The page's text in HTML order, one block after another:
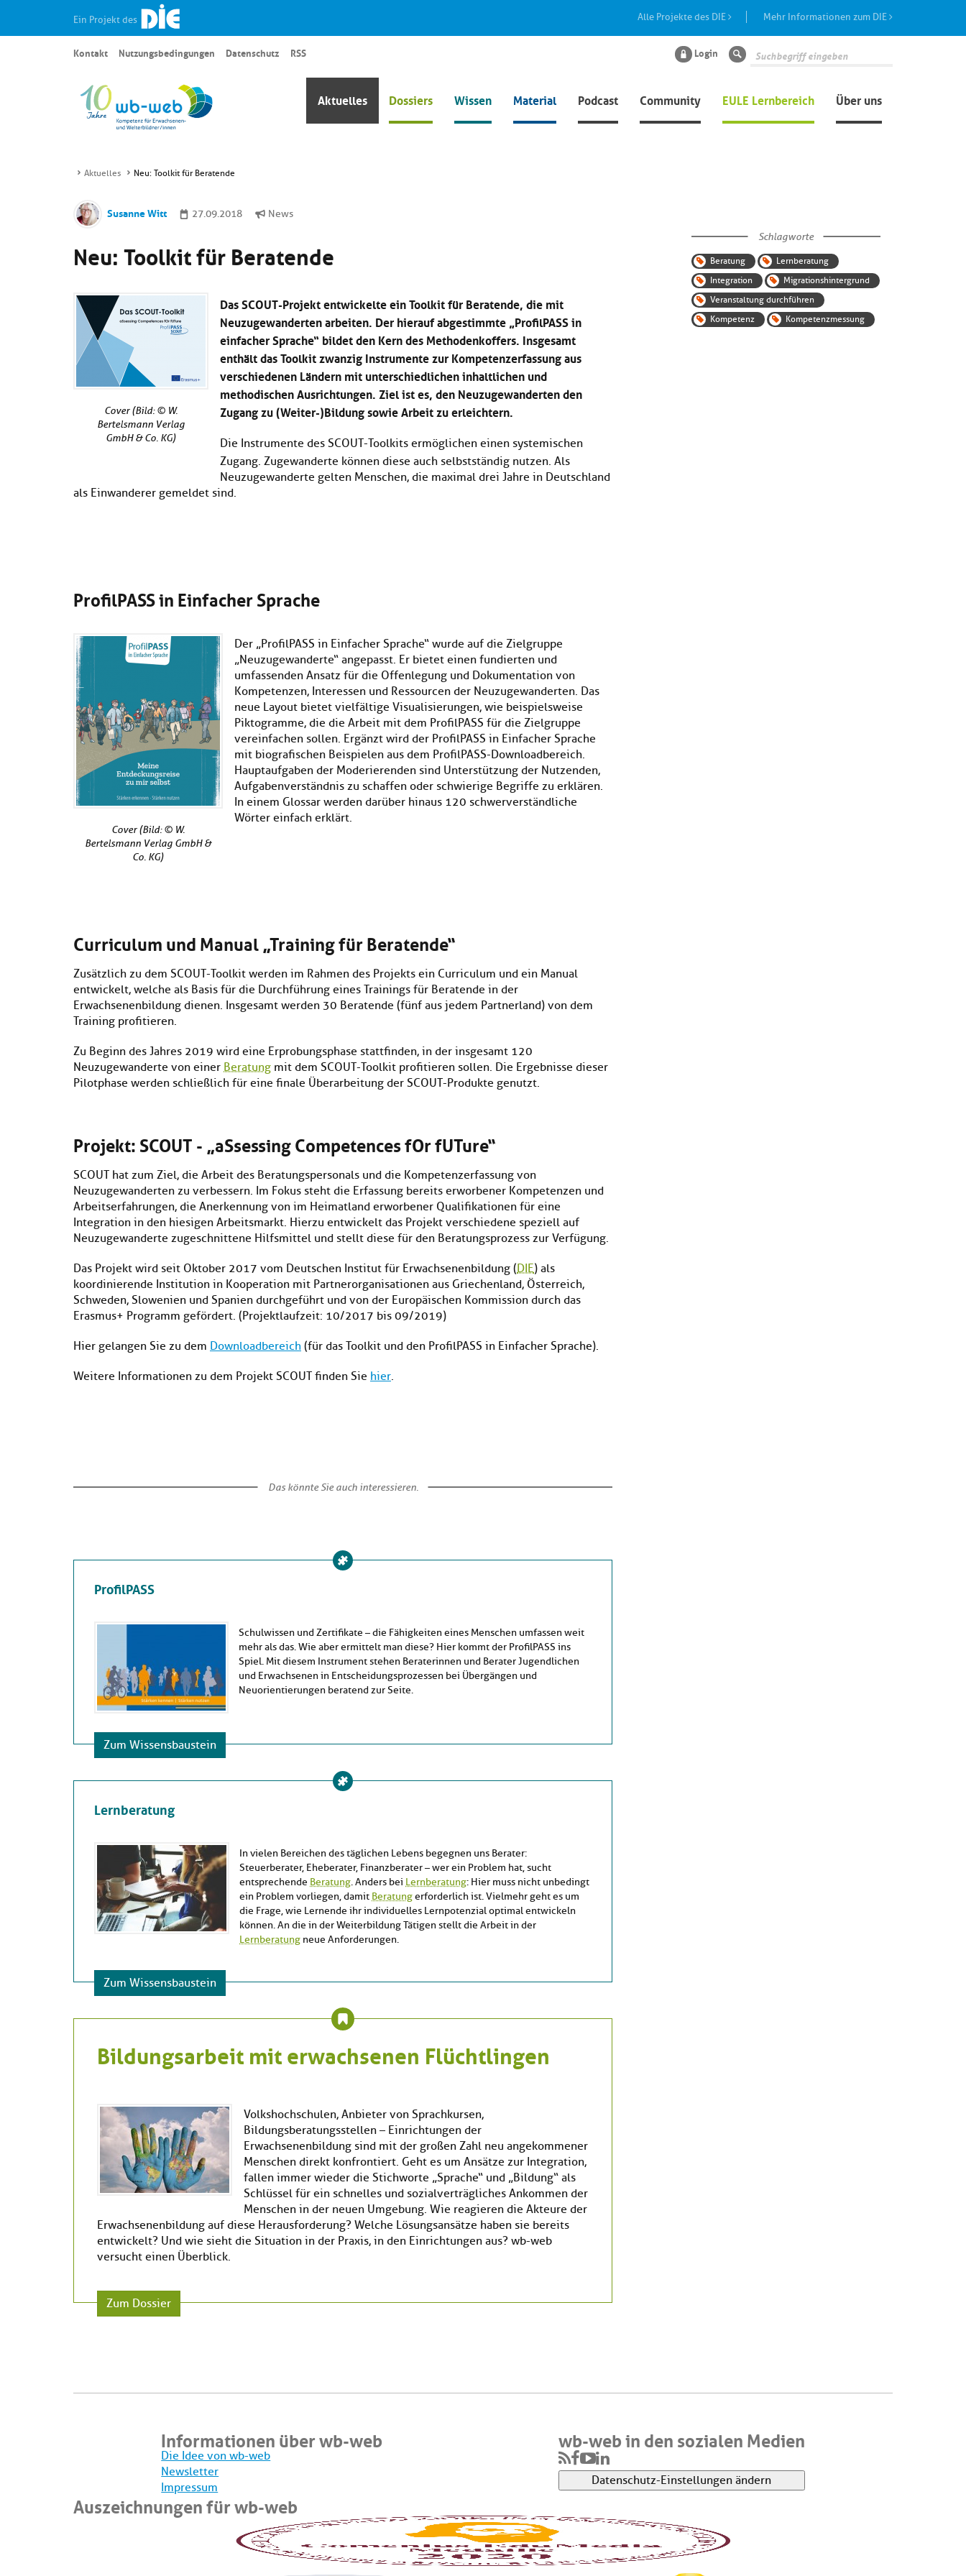
Ein Projekt des Alle Projekte des DIE Mehr Informationen zum DIE
Aktuelles Dossiers Wissen Material Podcast Community EULE Lernbereich Über uns
Kontakt Nutzungsbedingungen Datenschutz RSS Login Suche
Aktuelles Neu: Toolkit für Beratende
Susanne Witt 27.09.2018 News
Neu: Toolkit für Beratende
Cover (Bild: © W.
Bertelsmann Verlag
GmbH & Co. KG)
Das SCOUT-Projekt entwickelte ein Toolkit für Beratende, die mit
Neuzugewanderten arbeiten. Der hierauf abgestimmte „ProfilPASS in
einfacher Sprache“ bildet den Kern des Methodenkoffers. Insgesamt
enthält das Toolkit zwanzig Instrumente zur Kompetenzerfassung aus
verschiedenen Ländern mit unterschiedlichen inhaltlichen und
methodischen Ausrichtungen. Ziel ist es, den Neuzugewanderten den
Zugang zu (Weiter-)Bildung sowie Arbeit zu erleichtern.
Die Instrumente des SCOUT-Toolkits ermöglichen einen systemischen
Zugang. Zugewanderte können diese auch selbstständig nutzen. Als
Neuzugewanderte gelten Menschen, die maximal drei Jahre in Deutschland
als Einwanderer gemeldet sind.
ProfilPASS in Einfacher Sprache
Cover (Bild: © W.
Bertelsmann Verlag GmbH &
Co. KG)
Der „ProfilPASS in Einfacher Sprache“ wurde auf die Zielgruppe
„Neuzugewanderte“ angepasst. Er bietet einen fundierten und
umfassenden Ansatz für die Offenlegung und Dokumentation von
Kompetenzen, Interessen und Ressourcen der Neuzugewanderten. Das
neue Layout bietet vielfältige Visualisierungen, wie beispielsweise
Piktogramme, die die Arbeit mit dem ProfilPASS für die Zielgruppe
vereinfachen sollen. Ergänzt wird der ProfilPASS in Einfacher Sprache
mit biografischen Beispielen aus dem ProfilPASS-Downloadbereich.
Hauptaufgaben der Moderierenden sind Unterstützung der Nutzenden,
Aufgabenverständnis zu schaffen oder schwierige Begriffe zu erklären.
In einem Glossar werden darüber hinaus 120 schwerverständliche
Wörter einfach erklärt.
Curriculum und Manual „Training für Beratende“
Zusätzlich zu dem SCOUT-Toolkit werden im Rahmen des Projekts ein Curriculum und ein Manual
entwickelt, welche als Basis für die Durchführung eines Trainings für Beratende in der
Erwachsenenbildung dienen. Insgesamt werden 30 Beratende (fünf aus jedem Partnerland) von dem
Training profitieren.
Zu Beginn des Jahres 2019 wird eine Erprobungsphase stattfinden, in der insgesamt 120
Neuzugewanderte von einer Beratung mit dem SCOUT-Toolkit profitieren sollen. Die Ergebnisse dieser
Pilotphase werden schließlich für eine finale Überarbeitung der SCOUT-Produkte genutzt.
Projekt: SCOUT - „aSsessing Competences fOr fUTure“
SCOUT hat zum Ziel, die Arbeit des Beratungspersonals und die Kompetenzerfassung von
Neuzugewanderten zu verbessern. Im Fokus steht die Erfassung bereits erworbener Kompetenzen und
Arbeitserfahrungen, die Anerkennung von im Heimatland erworbener Qualifikationen für eine
Integration in den hiesigen Arbeitsmarkt. Hierzu entwickelt das Projekt verschiedene speziell auf
Neuzugewanderte zugeschnittene Hilfsmittel und stellt diese für den Beratungsprozess zur Verfügung.
Das Projekt wird seit Oktober 2017 vom Deutschen Institut für Erwachsenenbildung (DIE) als
koordinierende Institution in Kooperation mit Partnerorganisationen aus Griechenland, Österreich,
Schweden, Slowenien und Spanien durchgeführt und von der Europäischen Kommission durch das
Erasmus+ Programm gefördert. (Projektlaufzeit: 10/2017 bis 09/2019)
Hier gelangen Sie zu dem Downloadbereich (für das Toolkit und den ProfilPASS in Einfacher Sprache).
Weitere Informationen zu dem Projekt SCOUT finden Sie hier.
Das könnte Sie auch interessieren.
ProfilPASS
Schulwissen und Zertifikate – die Fähigkeiten eines Menschen umfassen weit
mehr als das. Wie aber ermittelt man diese? Hier kommt der ProfilPASS ins
Spiel. Mit diesem Instrument stehen Beraterinnen und Berater Jugendlichen
und Erwachsenen in Entscheidungsprozessen bei Übergängen und
Neuorientierungen beratend zur Seite.
Zum Wissensbaustein
Lernberatung
In vielen Bereichen des täglichen Lebens begegnen uns Berater:
Steuerberater, Eheberater, Finanzberater – wer ein Problem hat, sucht
entsprechende Beratung. Anders bei Lernberatung: Hier muss nicht unbedingt
ein Problem vorliegen, damit Beratungerforderlich ist. Vielmehr geht es um
die Frage, wie Lernende ihr individuelles Lernpotenzial optimal entwickeln
können. An die in der Weiterbildung Tätigen stellt die Arbeit in der
Lernberatung neue Anforderungen.
Zum Wissensbaustein
Bildungsarbeit mit erwachsenen Flüchtlingen
Volkshochschulen, Anbieter von Sprachkursen,
Bildungsberatungsstellen – Einrichtungen der
Erwachsenenbildung sind mit der großen Zahl neu angekommener
Menschen direkt konfrontiert. Geht es um Ansätze zur Integration,
fallen immer wieder die Stichworte „Sprache“ und „Bildung“ als
Schlüssel für ein schnelles und sozialverträgliches Ankommen der
Menschen in der neuen Umgebung. Wie reagieren die Akteure der
Erwachsenenbildung auf diese Herausforderung? Welche Lösungsansätze haben sie bereits
entwickelt? Und wie sieht die Situation in der Praxis, in den Einrichtungen aus? wb-web
versucht einen Überblick.
Zum Dossier
Schlagworte
Beratung
Lernberatung
Integration
Migrationshintergrund
Veranstaltung durchführen
Kompetenz
Kompetenzmessung
Informationen über wb-web
Die Idee von wb-web
Newsletter
Impressum
wb-web in den sozialen Medien
Datenschutz-Einstellungen ändern
Auszeichnungen für wb-web